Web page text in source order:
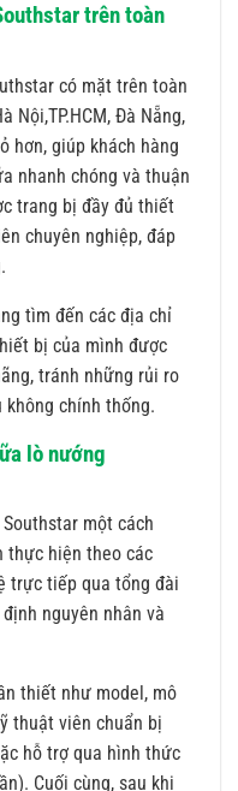
trên toàn
có mặt trên toàn
Nội,TP.HCM, Đà Nẵng,
hơn, giúp khách hàng
nhanh chóng và thuận
trang bị đầy đủ thiết
chuyên nghiệp, đáp
tìm đến các địa chỉ
bị của mình được
tránh những rủi ro
không chính thống.
lò nướng
một cách
thực hiện theo các
trực tiếp qua tổng đài
nguyên nhân và
thiết như model, mô
thuật viên chuẩn bị
hỗ trợ qua hình thức
Cuối cùng, sau khi